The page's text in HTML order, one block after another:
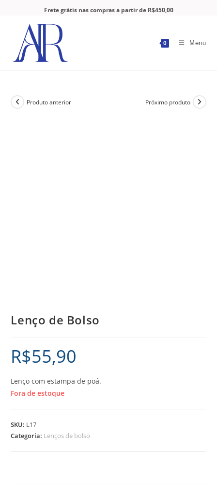
Frete grátis nas compras a partir de R$450,00
0 Menu
Produto anterior Próximo produto
Lenço de Bolso
R$55,90
Lenço com estampa de poá.
Fora de estoque
SKU: L17
Categoria: Lenços de bolso